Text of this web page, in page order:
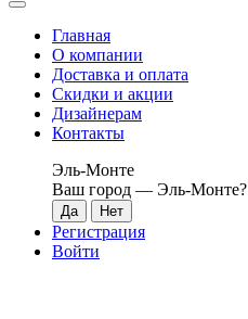
Главная
О компании
Доставка и оплата
Скидки и акции
Дизайнерам
Контакты
Эль-Монте
Ваш город — Эль-Монте?
Регистрация
Войти